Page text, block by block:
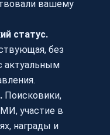
вашему
статус.
без
актуальным
Поисковики,
участие в
награды и